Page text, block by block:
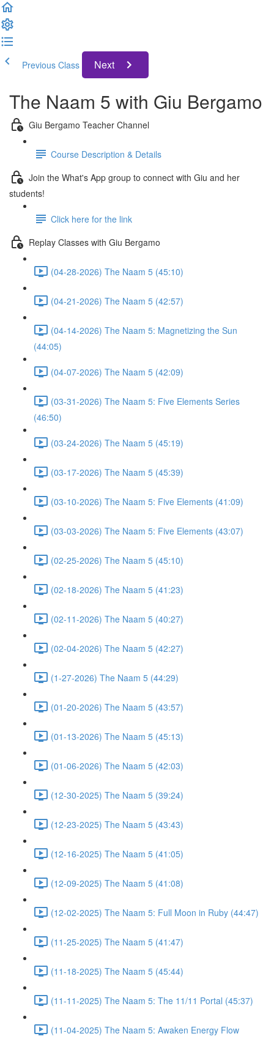
Previous Class Next
The Naam 5 with Giu Bergamo
Giu Bergamo Teacher Channel
Course Description & Details
Join the What's App group to connect with Giu and her
students!
Click here for the link
Replay Classes with Giu Bergamo
(04-28-2026) The Naam 5 (45:10)
(04-21-2026) The Naam 5 (42:57)
(04-14-2026) The Naam 5: Magnetizing the Sun
(44:05)
(04-07-2026) The Naam 5 (42:09)
(03-31-2026) The Naam 5: Five Elements Series
(46:50)
(03-24-2026) The Naam 5 (45:19)
(03-17-2026) The Naam 5 (45:39)
(03-10-2026) The Naam 5: Five Elements (41:09)
(03-03-2026) The Naam 5: Five Elements (43:07)
(02-25-2026) The Naam 5 (45:10)
(02-18-2026) The Naam 5 (41:23)
(02-11-2026) The Naam 5 (40:27)
(02-04-2026) The Naam 5 (42:27)
(1-27-2026) The Naam 5 (44:29)
(01-20-2026) The Naam 5 (43:57)
(01-13-2026) The Naam 5 (45:13)
(01-06-2026) The Naam 5 (42:03)
(12-30-2025) The Naam 5 (39:24)
(12-23-2025) The Naam 5 (43:43)
(12-16-2025) The Naam 5 (41:05)
(12-09-2025) The Naam 5 (41:08)
(12-02-2025) The Naam 5: Full Moon in Ruby (44:47)
(11-25-2025) The Naam 5 (41:47)
(11-18-2025) The Naam 5 (45:44)
(11-11-2025) The Naam 5: The 11/11 Portal (45:37)
(11-04-2025) The Naam 5: Awaken Energy Flow